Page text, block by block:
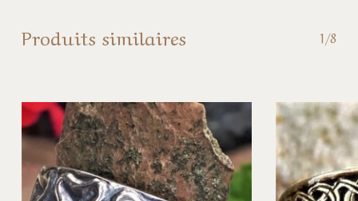
Produits similaires 1/8